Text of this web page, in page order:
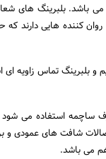
می باشد. بلبرینگ های
کننده هایی دارند که
بلبرینگ تماس زاویه ای
ساچمه استفاده می شود
شافت های عمودی و
می باشد.